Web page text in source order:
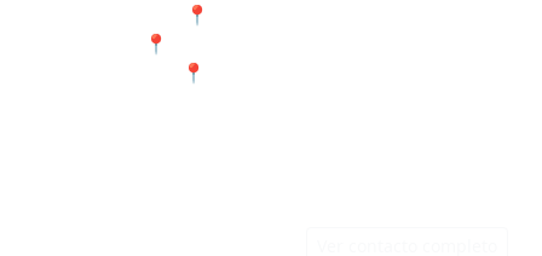
📍 Cali - San Bosco
📍 Jamundí - Barrio Popular
📍 Tumaco - Nariño